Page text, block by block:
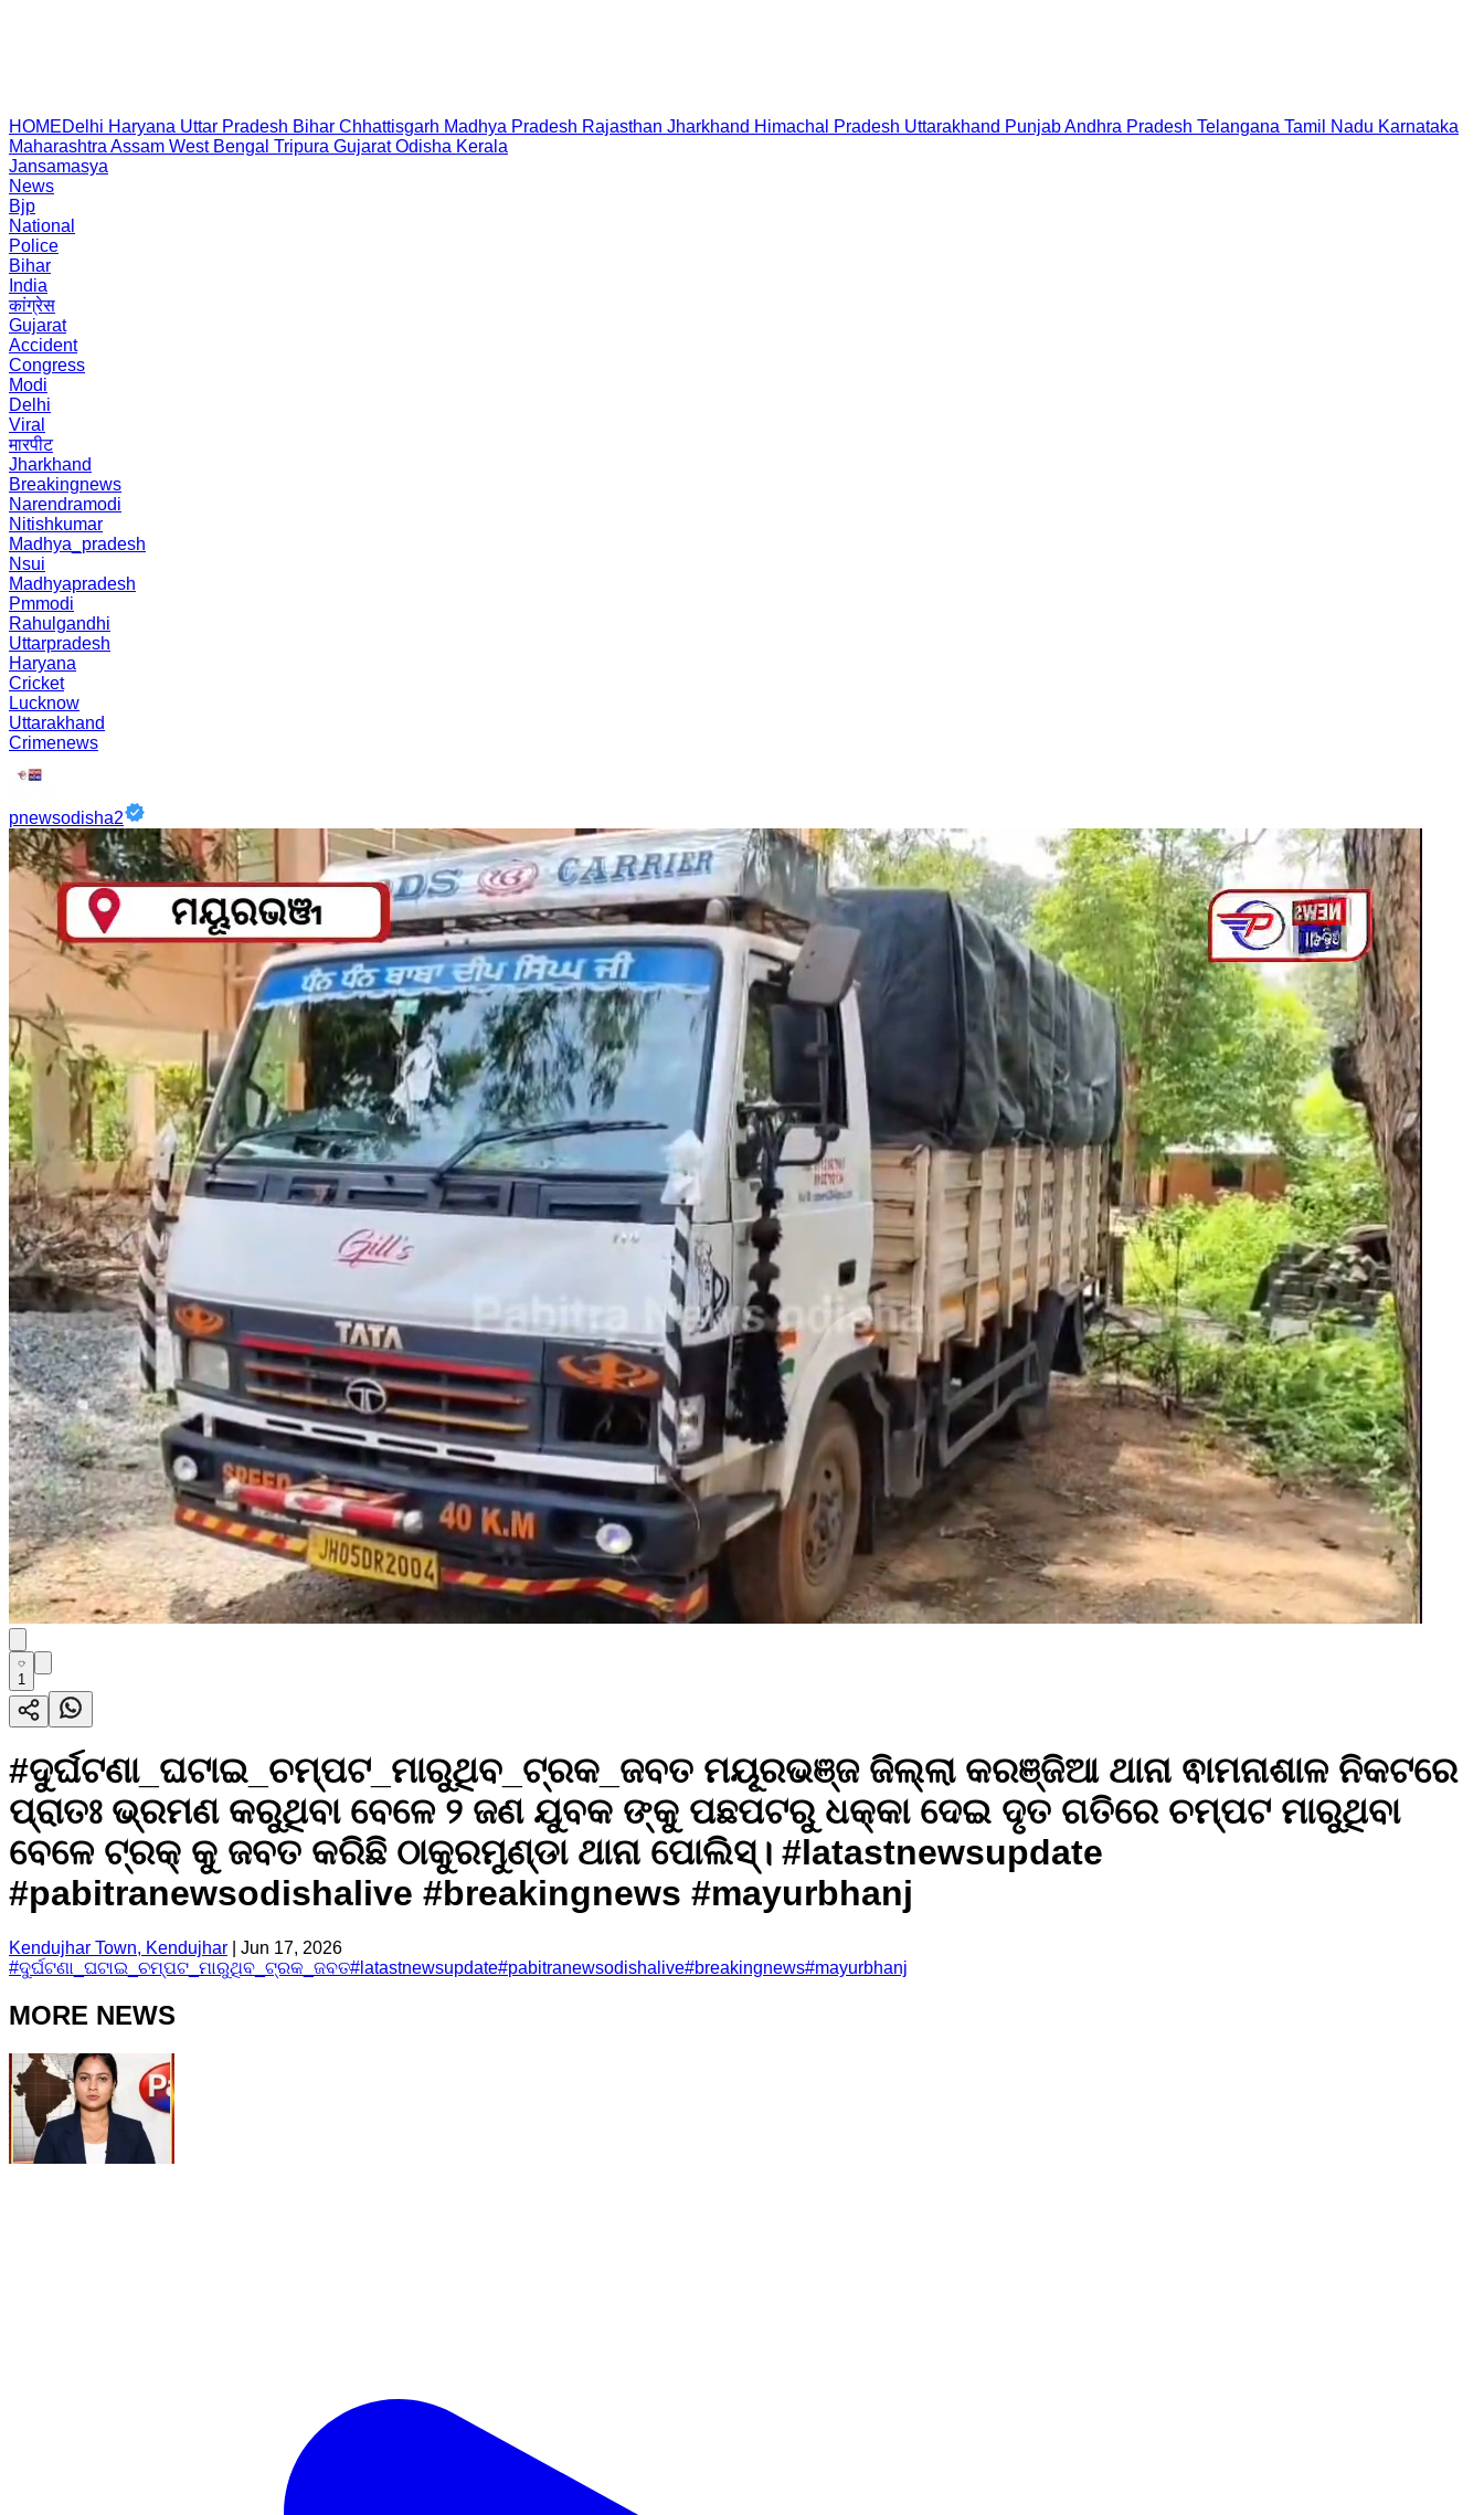
HOMEDelhi Haryana Uttar Pradesh Bihar Chhattisgarh Madhya Pradesh Rajasthan Jharkhand Himachal Pradesh Uttarakhand PunjabAndhra Pradesh Telangana Tamil Nadu Karnataka
Maharashtra Assam West Bengal Tripura Gujarat Odisha Kerala
Jansamasya
News
Bjp
National
Police
Bihar
India
कांग्रेस
Gujarat
Accident
Congress
Modi
Delhi
Viral
मारपीट
Jharkhand
Breakingnews
Narendramodi
Nitishkumar
Madhya_pradesh
Nsui
Madhyapradesh
Pmmodi
Rahulgandhi
Uttarpradesh
Haryana
Cricket
Lucknow
Uttarakhand
Crimenews
pnewsodisha2
1
#ଦୁର୍ଘଟଣା_ଘଟାଇ_ଚମ୍ପଟ_ମାରୁଥିବ_ଟ୍ରକ_ଜବତ ମୟୂରଭଞ୍ଜ ଜିଲ୍ଲା କରଞ୍ଜିଆ ଥାନା ଵାମନାଶାଳ ନିକଟରେ
ପ୍ରାତଃ ଭ୍ରମଣ କରୁଥିବା ବେଳେ ୨ ଜଣ ଯୁବକ ଙ୍କୁ ପଛପଟରୁ ଧକ୍କା ଦେଇ ଦୃତ ଗତିରେ ଚମ୍ପଟ ମାରୁଥିବା
ବେଳେ ଟ୍ରକ୍ କୁ ଜବତ କରିଛି ଠାକୁରମୁଣ୍ଡା ଥାନା ପୋଲିସ୍। #latastnewsupdate
#pabitranewsodishalive #breakingnews #mayurbhanj
Kendujhar Town, Kendujhar
Jun 17, 2026
#ଦୁର୍ଘଟଣା_ଘଟାଇ_ଚମ୍ପଟ_ମାରୁଥିବ_ଟ୍ରକ_ଜବତ# latastnewsupdate#pabitranewsodishalive#breakingnews#mayurbhanj
MORE NEWS